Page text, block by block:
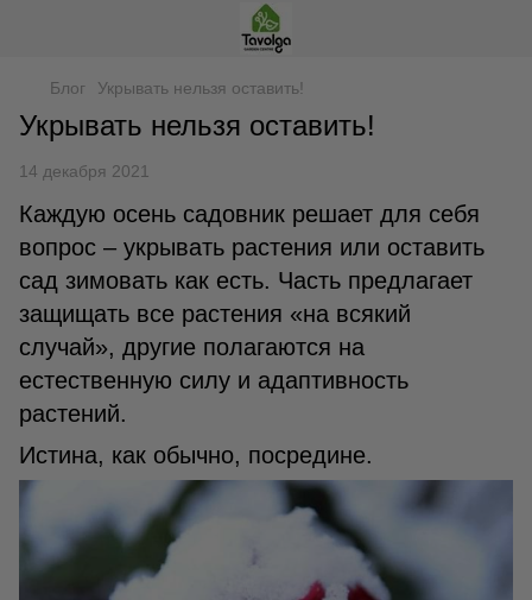
Блог Укрывать нельзя оставить!
Укрывать нельзя оставить!
14 декабря 2021
Каждую осень садовник решает для себя
вопрос – укрывать растения или оставить
сад зимовать как есть. Часть предлагает
защищать все растения «на всякий
случай», другие полагаются на
естественную силу и адаптивность
растений.
Истина, как обычно, посредине.